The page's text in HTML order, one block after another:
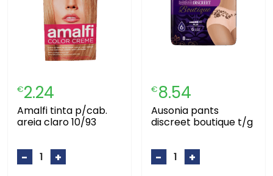
€2.24
amalfi tinta p/cab.
areia claro 10/93
- +
€8.54
ausonia pants
discreet boutique t/g
- +